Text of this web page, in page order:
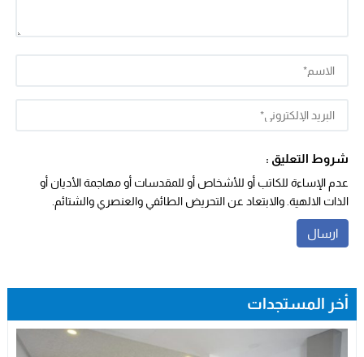
شروط التعليق :
عدم الإساءة للكاتب أو للأشخاص أو للمقدسات أو مهاجمة الأديان أو
الذات الالهية. والابتعاد عن التحريض الطائفي والعنصري والشتائم.
أخر المستجدات